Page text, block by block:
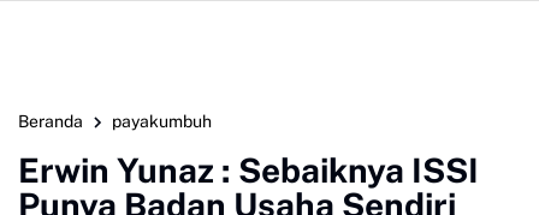
Beranda payakumbuh
Erwin Yunaz : Sebaiknya ISSI
Punya Badan Usaha Sendiri